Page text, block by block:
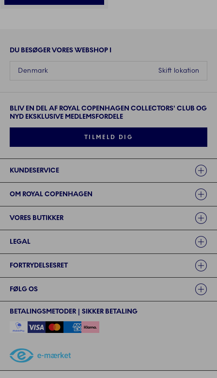
DU BESØGER VORES WEBSHOP I
Skift lokation
Denmark
BLIV EN DEL AF ROYAL COPENHAGEN COLLECTORS' CLUB OG
NYD EKSKLUSIVE MEDLEMSFORDELE
TILMELD DIG
KUNDESERVICE
OM ROYAL COPENHAGEN
VORES BUTIKKER
LEGAL
FORTRYDELSESRET
FØLG OS
BETALINGSMETODER | SIKKER BETALING